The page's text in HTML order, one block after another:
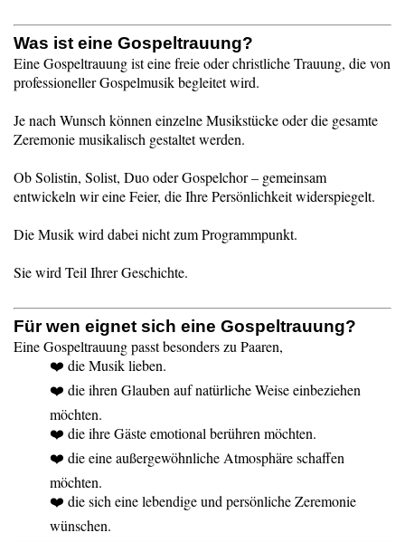
Was ist eine Gospeltrauung?
Eine Gospeltrauung ist eine freie oder christliche Trauung, die von
professioneller Gospelmusik begleitet wird.
Je nach Wunsch können einzelne Musikstücke oder die gesamte
Zeremonie musikalisch gestaltet werden.
Ob Solistin, Solist, Duo oder Gospelchor – gemeinsam
entwickeln wir eine Feier, die Ihre Persönlichkeit widerspiegelt.
Die Musik wird dabei nicht zum Programmpunkt.
Sie wird Teil Ihrer Geschichte.
Für wen eignet sich eine Gospeltrauung?
Eine Gospeltrauung passt besonders zu Paaren,
❤️ die Musik lieben.
❤️ die ihren Glauben auf natürliche Weise einbeziehen
möchten.
❤️ die ihre Gäste emotional berühren möchten.
❤️ die eine außergewöhnliche Atmosphäre schaffen
möchten.
❤️ die sich eine lebendige und persönliche Zeremonie
wünschen.